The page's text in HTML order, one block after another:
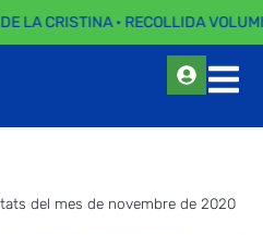
LA CRISTINA · RECOLLIDA
del mes de novembre de 2020